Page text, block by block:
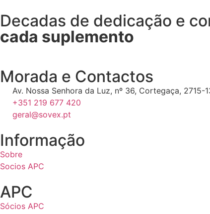
Decadas de dedicação e
cada suplemento
Morada e Contactos
Av. Nossa Senhora da Luz, nº 36, Cortegaça, 2715-
+351 219 677 420
geral@sovex.pt
Informação
Sobre
Socios APC
APC
Sócios APC